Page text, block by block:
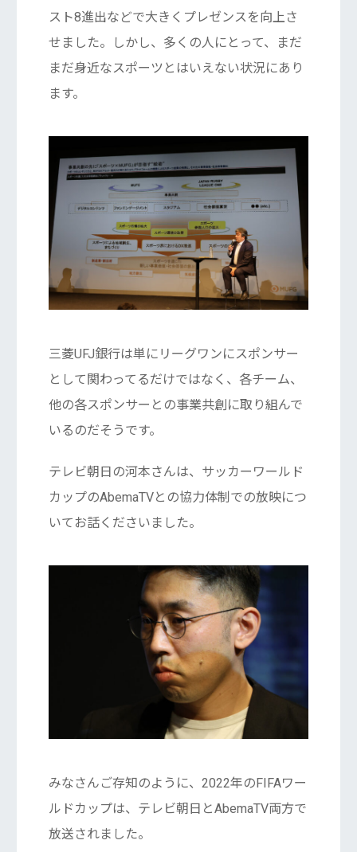
スト8進出などで大きくプレゼンスを向上さ
せました。しかし、多くの人にとって、まだ
まだ身近なスポーツとはいえない状況にあり
ます。
三菱UFJ銀行は単にリーグワンにスポンサー
として関わってるだけではなく、各チーム、
他の各スポンサーとの事業共創に取り組んで
いるのだそうです。
テレビ朝日の河本さんは、サッカーワールド
カップのAbemaTVとの協力体制での放映につ
いてお話くださいました。
みなさんご存知のように、2022年のFIFAワー
ルドカップは、テレビ朝日とAbemaTV両方で
放送されました。